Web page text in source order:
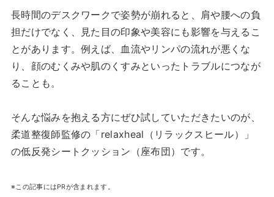
長時間のデスクワークで姿勢が崩れると、肩や腰への負
担だけでなく、見た目の印象や美容にも影響を与えるこ
とがあります。例えば、血流やリンパの流れが悪くな
り、顔のむくみや肌のくすみといったトラブルにつなが
ることも。
そんな悩みを抱える方にぜひ試していただきたいのが、
柔道整復師監修の「relaxheal（リラックスヒール）」
の低反発シートクッション（座布団）です。
※この記事にはPRが含まれます。